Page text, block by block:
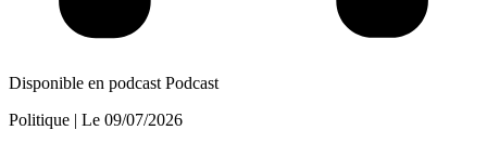
Disponible en podcast Podcast
Politique | Le 09/07/2026